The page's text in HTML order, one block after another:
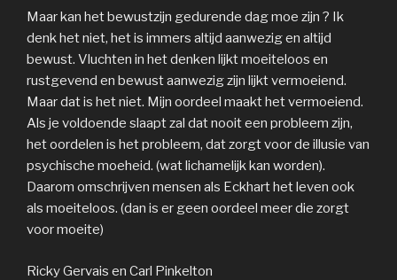
Maar kan het bewustzijn gedurende dag moe zijn ? Ik
denk het niet, het is immers altijd aanwezig en altijd
bewust. Vluchten in het denken lijkt moeiteloos en
rustgevend en bewust aanwezig zijn lijkt vermoeiend.
Maar dat is het niet. Mijn oordeel maakt het vermoeiend.
Als je voldoende slaapt zal dat nooit een probleem zijn,
het oordelen is het probleem, dat zorgt voor de illusie van
psychische moeheid. (wat lichamelijk kan worden).
Daarom omschrijven mensen als Eckhart het leven ook
als moeiteloos. (dan is er geen oordeel meer die zorgt
voor moeite)
Ricky Gervais en Carl Pinkelton